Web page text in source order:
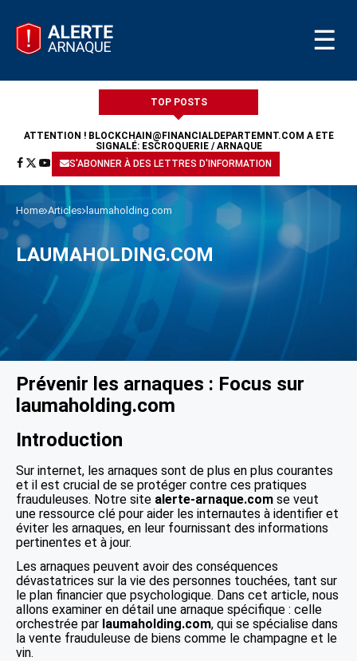
☰
TOP POSTS
ATTENTION ! BLOCKCHAIN@FINANCIALDEPARTEMNT.COM A ÉTÉ
SIGNALÉ: ESCROQUERIE / ARNAQUE
S'ABONNER À DES LETTRES D'INFORMATION
Home Articles laumaholding.com
LAUMAHOLDING.COM
Prévenir les arnaques : Focus sur
laumaholding.com
Introduction
Sur internet, les arnaques sont de plus en plus courantes
et il est crucial de se protéger contre ces pratiques
frauduleuses. Notre site alerte-arnaque.com se veut
une ressource clé pour aider les internautes à identifier et
éviter les arnaques, en leur fournissant des informations
pertinentes et à jour.
Les arnaques peuvent avoir des conséquences
dévastatrices sur la vie des personnes touchées, tant sur
le plan financier que psychologique. Dans cet article, nous
allons examiner en détail une arnaque spécifique : celle
orchestrée par laumaholding.com, qui se spécialise dans
la vente frauduleuse de biens comme le champagne et le
vin.